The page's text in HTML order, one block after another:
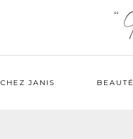
CHEZ JANIS BEAUTÉ